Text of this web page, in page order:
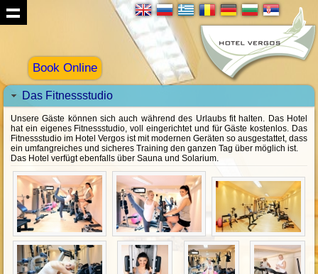
Book Online
Das Fitnessstudio
Unsere Gäste können sich auch während des Urlaubs fit halten. Das Hotel
hat ein eigenes Fitnessstudio, voll eingerichtet und für Gäste kostenlos. Das
Fitnessstudio im Hotel Vergos ist mit modernen Geräten so ausgestattet, dass
ein umfangreiches und sicheres Training den ganzen Tag über möglich ist.
Das Hotel verfügt ebenfalls über Sauna und Solarium.